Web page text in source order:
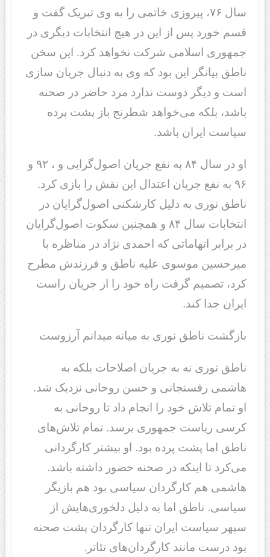
سال ۷۶، پیروزی خاتمی را به وی تبریک گفت و
قسم خورد پس از این در هیچ انتخابات دیگری در
جمهوری اسلامی شرکت نخواهد کرد. این سخن
ناطق بیانگر این بود که وی به دنبال جریان سازی
است و دیگر دوست ندارد مرد حاضر در صحنه
باشد، بلکه می‌خواهد شطرنج باز پشت پرده
سیاست ایران باشد.
او در سال ۸۴ به نفع جریان اصول‌گرایی و ، ۹۲ و
۹۶ به نفع جریان اعتدال این نقش را بازی کرد.
ناطق نوری به دلیل کارشکنی اصول‌گرایان در
انتخابات سال ۸۴ و همچنین سکوت اصول‌گرایان
در برابر اتهاماتی که احمدی نژاد در مناظره با
میرحسین موسوی علیه ناطق و فرزندش مطرح
کرد، تصمیم گرفت راه خود را از جریان راست
ایران جدا کند.
بازگشت ناطق نوری به میانه میدانم آرزوست
ناطق نوری نه به جریان اصلاحات بلکه به
هاشمی رفسنجانی و حسن روحانی نزدیک شد.
او تمام تلاش خود را انجام داد تا روحانی به
کرسی ریاست جمهوری برسد. تمام تلاش‌های
ناطق اما پشت پرده بود. او بیشتر کارگردانی
می‎‌کرد تا اینکه در صحنه حضور داشته باشد.
هاشمی هم کارگردان سیاسی بود هم بازیگر
سیاسی. ناطق اما به دلیل دلخوری‌هایش از
سپهر سیاست ایران تنها کارگردان پشت صحنه
بود درست مانند کارگردان‌های تئاتر.